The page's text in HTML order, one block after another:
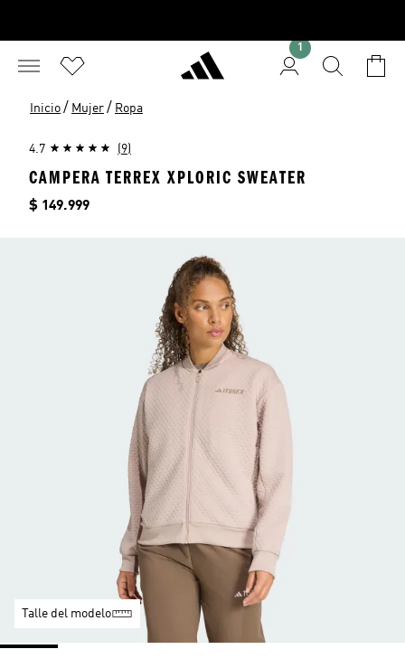
Inicio / Mujer / Ropa
4.7 (9)
CAMPERA TERREX XPLORIC SWEATER
Precio
$ 149.999
Talle del modelo